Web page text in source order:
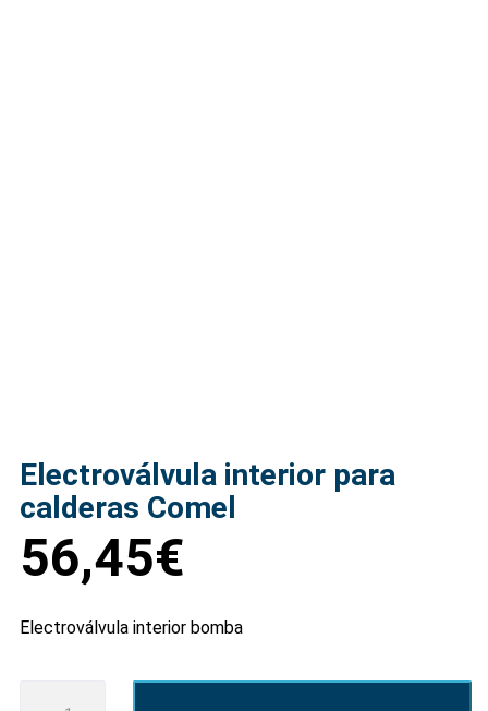
Electroválvula interior para
calderas Comel
56,45€
Electroválvula interior bomba